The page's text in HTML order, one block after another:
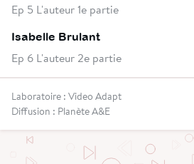
Ep 5 L'auteur 1e partie
Isabelle Brulant
Ep 6 L'auteur 2e partie
Laboratoire : Video Adapt
Diffusion : Planète A&E